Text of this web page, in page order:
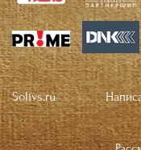
Solivs.ru